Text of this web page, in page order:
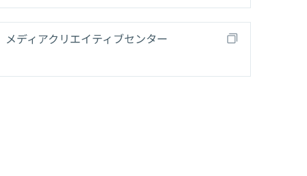
メディアクリエイティブセンター